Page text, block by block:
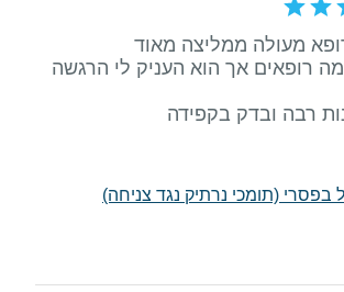
רופאים אך הוא העניק לי הרגשה
בפסרי (תומכי נרתיק נגד צניחה)